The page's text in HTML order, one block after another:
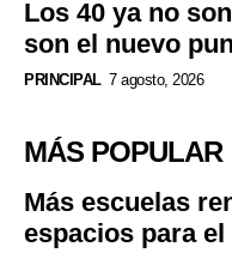
Los 40 ya no
son el nuevo
PRINCIPAL 7 agosto, 2026
MÁS POPULAR
Más escuelas
espacios para